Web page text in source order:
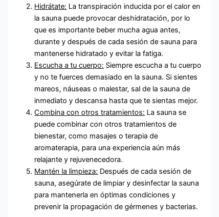
Hidrátate: La transpiración inducida por el calor en
la sauna puede provocar deshidratación, por lo
que es importante beber mucha agua antes,
durante y después de cada sesión de sauna para
mantenerse hidratado y evitar la fatiga.
Escucha a tu cuerpo: Siempre escucha a tu cuerpo
y no te fuerces demasiado en la sauna. Si sientes
mareos, náuseas o malestar, sal de la sauna de
inmediato y descansa hasta que te sientas mejor.
Combina con otros tratamientos: La sauna se
puede combinar con otros tratamientos de
bienestar, como masajes o terapia de
aromaterapia, para una experiencia aún más
relajante y rejuvenecedora.
Mantén la limpieza: Después de cada sesión de
sauna, asegúrate de limpiar y desinfectar la sauna
para mantenerla en óptimas condiciones y
prevenir la propagación de gérmenes y bacterias.